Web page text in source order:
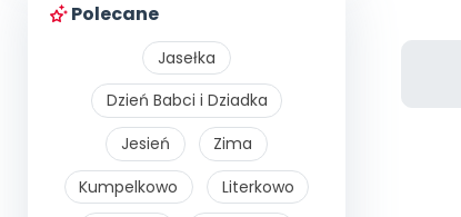
Polecane
Jasełka
Dzień Babci i Dziadka
Jesień
Zima
Kumpelkowo
Literkowo